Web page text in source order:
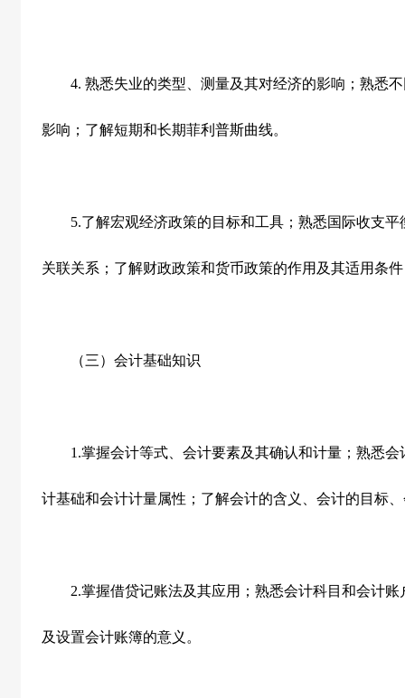
4. 熟悉失业的类型、测量及其对经济的影响；熟悉
影响；了解短期和长期菲利普斯曲线。
5.了解宏观经济政策的目标和工具；熟悉国际收支
关联关系；了解财政政策和货币政策的作用及其适用条
（三）会计基础知识
1.掌握会计等式、会计要素及其确认和计量；熟悉
计基础和会计计量属性；了解会计的含义、会计的目标
2.掌握借贷记账法及其应用；熟悉会计科目和会计
及设置会计账簿的意义。